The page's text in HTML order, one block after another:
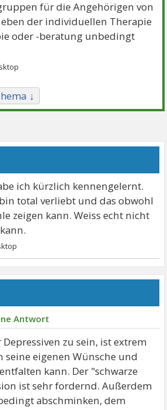
für die Angehörigen von
der individuellen Therapie
oder -beratung unbedingt
↓
ich kürzlich kennengelernt.
total verliebt und das obwohl
zeigen kann. Weiss echt nicht
Antwort
zu sein, ist extrem
seine eigenen Wünsche und
kann. Der "schwarze
ist sehr fordernd. Außerdem
abschminken, dem